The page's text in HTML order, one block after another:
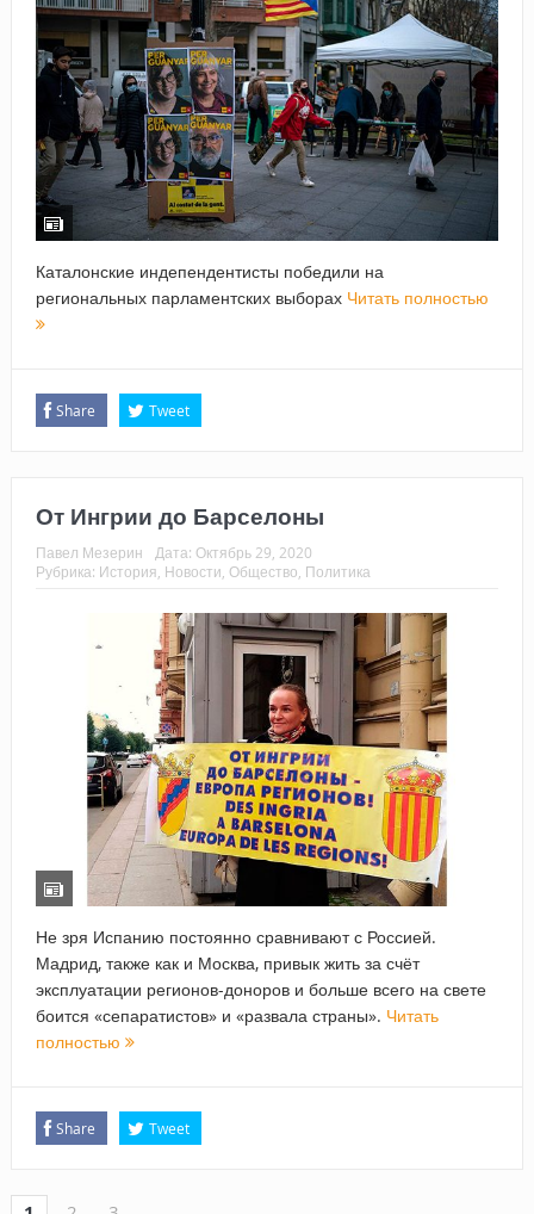
Каталонские индепендентисты победили на
региональных парламентских выборах Читать полностью
Share Tweet
От Ингрии до Барселоны
Павел Мезерин Дата: Октябрь 29, 2020
Рубрика: История, Новости, Общество, Политика
Не зря Испанию постоянно сравнивают с Россией.
Мадрид, также как и Москва, привык жить за счёт
эксплуатации регионов-доноров и больше всего на свете
боится «сепаратистов» и «развала страны». Читать
полностью
Share Tweet